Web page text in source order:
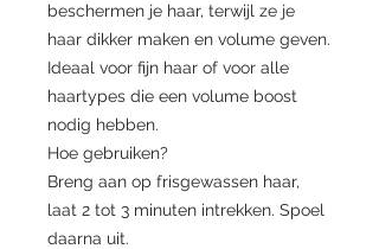
beschermen je haar, terwijl ze je
haar dikker maken en volume geven.
Ideaal voor fijn haar of voor alle
haartypes die een volume boost
nodig hebben.
Hoe gebruiken?
Breng aan op frisgewassen haar,
laat 2 tot 3 minuten intrekken. Spoel
daarna uit.